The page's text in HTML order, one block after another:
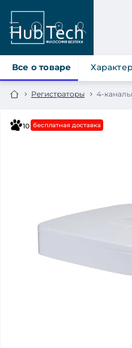
Регистраторы 4-
Все о товаре
10 бесплатная доставка